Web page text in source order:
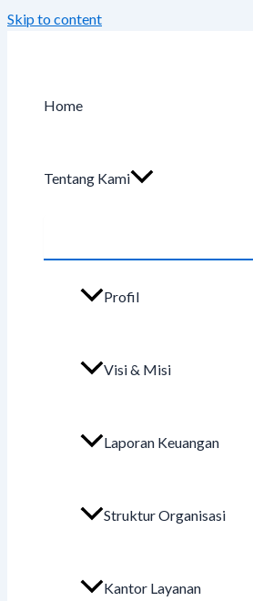
Skip to content
Home
Tentang Kami
Profil
Visi & Misi
Laporan Keuangan
Struktur Organisasi
Kantor Layanan